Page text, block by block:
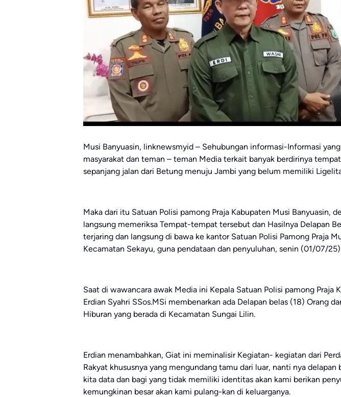
Musi Banyuasin, linknewsmyid – Sehubungan informasi-Informasi
masyarakat dan teman – teman Media terkait banyak berdirinya
sepanjang jalan dari Betung menuju Jambi yang belum memiliki
Maka dari itu Satuan Polisi pamong Praja Kabupaten Musi Banyuasin,
langsung memeriksa Tempat-tempat tersebut dan Hasilnya Delapan
terjaring dan langsung di bawa ke kantor Satuan Polisi Pamong Praja
Kecamatan Sekayu, guna pendataan dan penyuluhan, senin (01/07/
Saat di wawancara awak Media ini Kepala Satuan Polisi pamong Praja
Erdian Syahri SSos.MSi membenarkan ada Delapan belas (18) Orang
Hiburan yang berada di Kecamatan Sungai Lilin.
Erdian menambahkan, Giat ini meminalisir Kegiatan- kegiatan dari
Rakyat khususnya yang mengundang tamu dari luar, nanti nya delapan
kita data dan bagi yang tidak memiliki identitas akan kami berikan
kemungkinan besar akan kami pulang-kan di keluarganya.